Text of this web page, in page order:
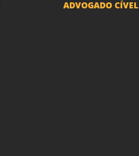
ADVOGADO CÍVEL